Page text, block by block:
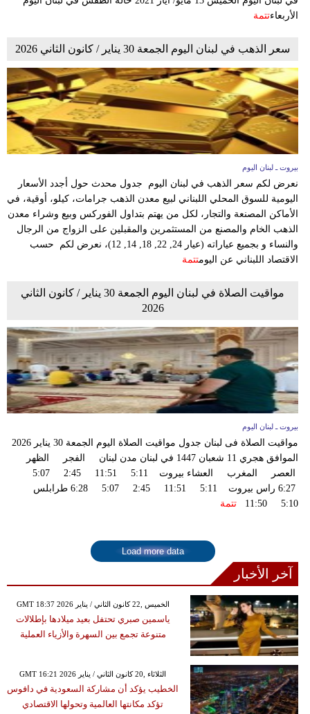
الأربعاءتتمة
سعر الذهب في لبنان اليوم الجمعة 30 يناير / كانون الثاني 2026
بيروت ـ لبنان اليوم
نعرض لكم سعر الذهب في لبنان اليوم جدول محدث حول أجدد الأسعار
اليومية للسوق المحلي اللبناني لبيع معدن الذهب جرامات، كيلو، أوقية، في
الأماكن المصنعة والتجار، لكل من يهتم بتداول الفوركس وبيع وشراء معدن
الذهب الخام والمصنع من المستثمرين والمقبلين على الزواج من الرجال
والنساء و بجميع عياراته (عيار 24, 22, 18, 14, 12)، نعرض لكم حسب
الاقتصاد اللبناني عن اليومتتمة
مواقيت الصلاة في لبنان اليوم الجمعة 30 يناير / كانون الثاني
2026
بيروت ـ لبنان اليوم
مواقيت الصلاة فى لبنان جدول مواقيت الصلاة اليوم الجمعة 30 يناير 2026
الموافق هجري 11 شعبان 1447 في لبنان مدن لبنان الفجر الظهر
العصر المغرب العشاء بيروت 5:11 11:51 2:45 5:07
6:27 راس بيروت 5:11 11:51 2:45 5:07 6:28 طرابلس
5:10 11:50
تتمة
Load more data
آخر الأخبار
GMT 18:37 2026 الخميس ,22 كانون الثاني / يناير
ياسمين صبري تحتفل بعيد ميلادها بإطلالات
متنوعة تجمع بين السهرة والأزياء العملية
GMT 16:21 2026 الثلاثاء ,20 كانون الثاني / يناير
الخطيب يؤكد أن مشاركة السعودية في دافوس
تؤكد مكانتها العالمية وتحولها الاقتصادي